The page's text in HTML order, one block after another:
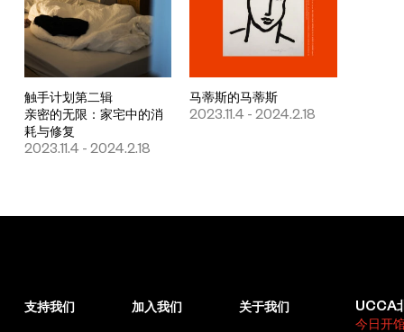
触手计划第二辑
亲密的无限：家宅中的消
耗与修复
2023.11.4 - 2024.2.18
马蒂斯的马蒂斯
2023.11.4 - 2024.2.18
支持我们 加入我们 关于我们
UCCA
今日开